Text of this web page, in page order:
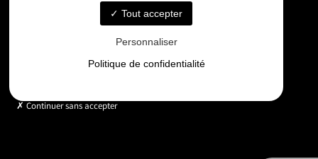
Horaires
Lundi - Vendredi : 9h - 18h
Tout accepter
Personnaliser
Politique de confidentialité
Continuer sans accepter